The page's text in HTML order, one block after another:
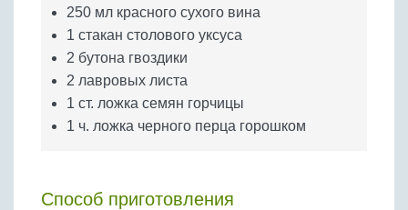
250 мл красного сухого вина
1 стакан столового уксуса
2 бутона гвоздики
2 лавровых листа
1 ст. ложка семян горчицы
1 ч. ложка черного перца горошком
Способ приготовления